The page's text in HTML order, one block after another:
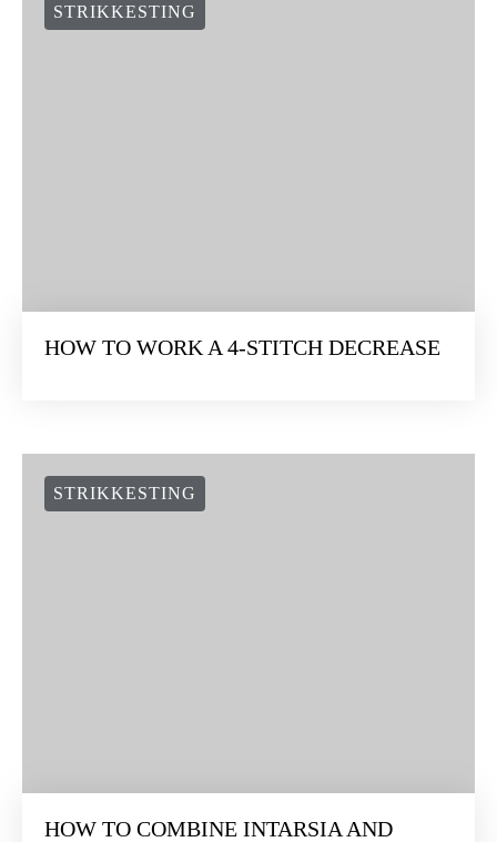
STRIKKESTING
HOW TO WORK A 4-STITCH DECREASE
STRIKKESTING
HOW TO COMBINE INTARSIA AND